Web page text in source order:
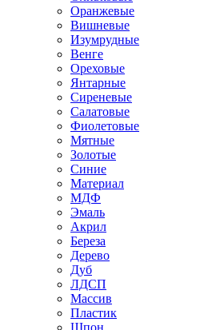
Оранжевые
Вишневые
Изумрудные
Венге
Ореховые
Янтарные
Сиреневые
Салатовые
Фиолетовые
Мятные
Золотые
Синие
Материал
МДФ
Эмаль
Акрил
Береза
Дерево
Дуб
ЛДСП
Массив
Пластик
Шпон